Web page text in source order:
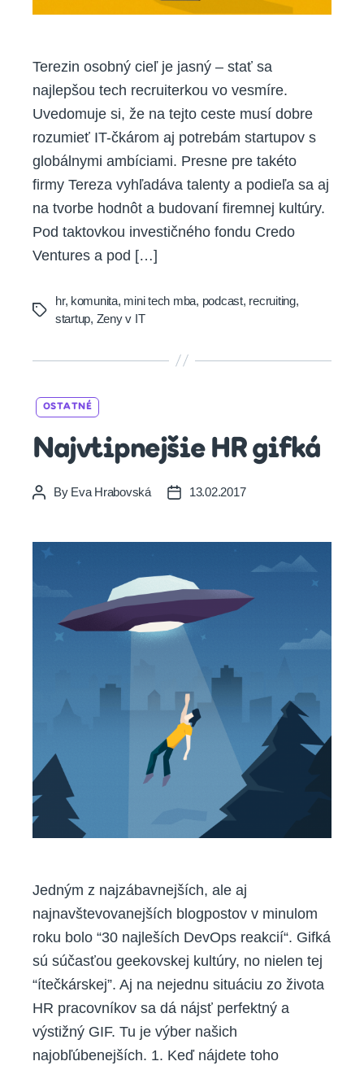
Terezin osobný cieľ je jasný – stať sa
najlepšou tech recruiterkou vo vesmíre.
Uvedomuje si, že na tejto ceste musí dobre
rozumieť IT-čkárom aj potrebám startupov s
globálnymi ambíciami. Presne pre takéto
firmy Tereza vyhľadáva talenty a podieľa sa aj
na tvorbe hodnôt a budovaní firemnej kultúry.
Pod taktovkou investičného fondu Credo
Ventures a pod […]
Tags
hr, komunita, mini tech mba, podcast, recruiting,
startup, Zeny v IT
OSTATNÉ
Najvtipnejšie HR gifká
PostBy Eva Hrabovská
Post13.02.2017
Jedným z najzábavnejších, ale aj
najnavštevovanejších blogpostov v minulom
roku bolo “30 najleších DevOps reakcií“. Gifká
sú súčasťou geekovskej kultúry, no nielen tej
“ítečkárskej”. Aj na nejednu situáciu zo života
HR pracovníkov sa dá nájsť perfektný a
výstižný GIF. Tu je výber našich
najobľúbenejších. 1. Keď nájdete toho